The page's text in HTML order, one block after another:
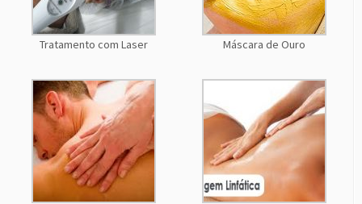
Tratamento com Laser Máscara de Ouro